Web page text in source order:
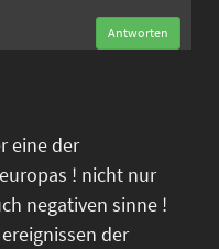
Antworten
eine der
! nicht nur
negativen sinne !
der